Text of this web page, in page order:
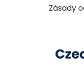
Zásady